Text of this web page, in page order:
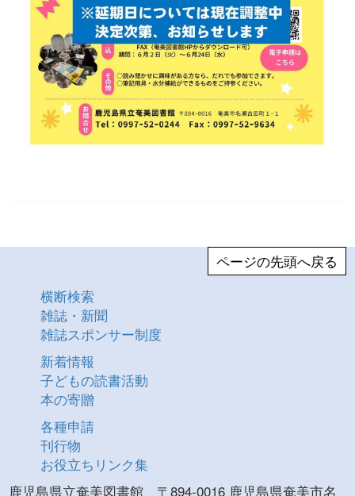
ページの先頭へ戻る
横断検索
雑誌・新聞
雑誌スポンサー制度
新着情報
子どもの読書活動
本の寄贈
各種申請
刊行物
お役立ちリンク集
鹿児島県立奄美図書館 〒894-0016 鹿児島県奄美市名